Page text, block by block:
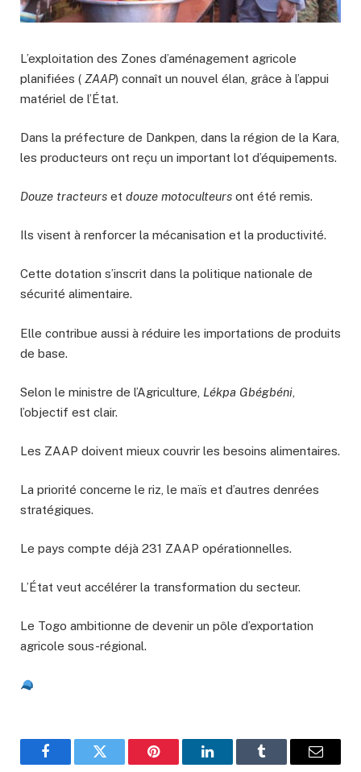
L’exploitation des Zones d’aménagement agricole
planifiées ( ZAAP) connaît un nouvel élan, grâce à l’appui
matériel de l’État.
Dans la préfecture de Dankpen, dans la région de la Kara,
les producteurs ont reçu un important lot d’équipements.
Douze tracteurs et douze motoculteurs ont été remis.
Ils visent à renforcer la mécanisation et la productivité.
Cette dotation s’inscrit dans la politique nationale de
sécurité alimentaire.
Elle contribue aussi à réduire les importations de produits
de base.
Selon le ministre de l’Agriculture, Lékpa Gbégbéni
l’objectif est clair.
Les ZAAP doivent mieux couvrir les besoins alimentaires.
La priorité concerne le riz, le maïs et d’autres denrées
stratégiques.
Le pays compte déjà 231 ZAAP opérationnelles.
L’État veut accélérer la transformation du secteur.
Le Togo ambitionne de devenir un pôle d’exportation
agricole sous-régional.
FacebookTwitter Pinterest LinkedInTumblr Email